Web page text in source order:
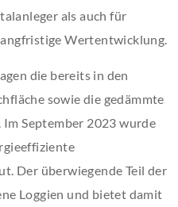
als auch für
Wertentwicklung.
die bereits in den
sowie die gedämmte
Im September 2023 wurde
Der überwiegende Teil der
Loggien und bietet damit